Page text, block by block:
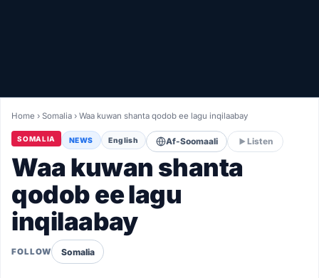
LIVETV
Diinta
Home ›Somalia ›Waa kuwan shanta qodob ee lagu inqilaabay
SOMALIA NEWS English Af-Soomaali Listen
Waa kuwan shanta
qodob ee lagu
inqilaabay
FOLLOW Somalia